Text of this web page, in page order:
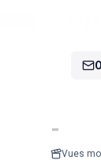
-
Vues